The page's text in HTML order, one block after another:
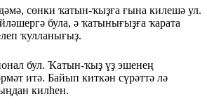
сөнки ҡатын-ҡыҙға ғына килешә ул.
була, ә ҡатынығыҙға ҡарата
ҡулланығыҙ.
бул. Ҡатын-ҡыҙ үҙ эшенең
итә. Байып киткән сүрәттә лә
килһен.